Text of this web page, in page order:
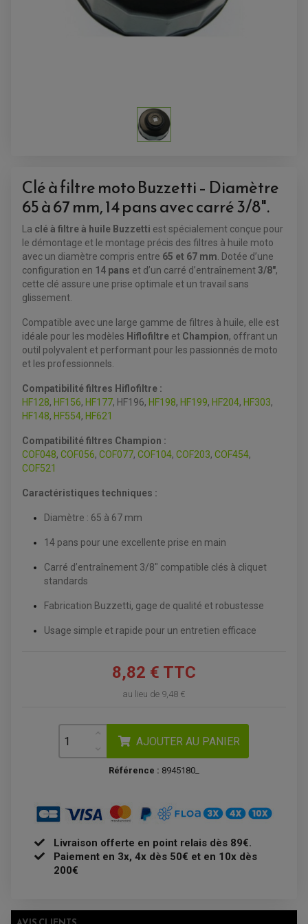
BAGAGERIE
ACCESSOIRE GPS, SMARTPHONE
SELLE CONFORT
SUPPORT TOP CASE
SUPPORT VALISE LATERAL
TOP CASE ET VALISES
ÉCHAPPEMENT MOTO
SILENCIEUX / ÉCHAPPEMENT MOTO
ACCESSOIRE ÉCHAPPEMENT
ÉLECTRICITÉ
CLIGNOTANT MOTO
DÉMARREUR
KIT RECONDITIONNEMENT DEMARREUR
REDRESSEUR / REGULATEUR
STATOR
ENTRETIEN MOTO
ANTIPARASITE NGK
FILTRE ET ACCESSOIRE ESSENCE
PRODUIT D'ENTRETIEN
ÉCHAPEMENT SCOOTER
ÉCHAPPEMENT SCOOTER
ELECTRICITÉ
CLIGNOTANT TYPE ORIGINE
ECLAIRAGE SCOOTER
FREINAGE
ACCESSOIRE + VISSERIE FREINAGE
DISQUE DE FREIN ARRIERE
PLAQUETTE DE FREIN AVANT
MAÎTRE CYLINDRE
ACCESSOIRES QUAD
KIT POIGNÉE DE GAZ QUAD
PROTÈGE-MAINS
PONTETS / REHAUSSES DE GUIDON
REPOSE PIED QUAD
BAGAGERIE / TREUIL / ATTELAGE
COFFRE / TOP CASE QUAD
TREUIL ET ATTELAGE QUAD-SSV
ÉCHAPPEMENT QUAD
ÉCHAPPEMENT QUAD
ENTRETIEN QUAD / SSV
BOUGIE QUAD
FILTRE A AIR QUAD
FILTRE A HUILE QUAD
ACCESSOIRES ELECTRIQUE QUAD / SSV
BOITIER CDI QUAD ET SSV
CHARGEUR DE BATTERIE QUAD / SSV
COMPTEUR QUAD / SSV
STATOR ET REDRESSEUR / REGULATEUR
ÉQUIPEMENT ÉLECTRIQUE
ACCESSOIRES ÉLECTRIQUE ENDURO
PLAQUE PHARE
CONDENSATEUR
BOBINE D'ALLUMAGE
COUPE-CONTACT
KIT CHAÎNE
GUIDE CHAÎNE
PATIN DE BRAS OSCILLANT
ROULETTE DE CHAÎNE
PIÈCE MOTEUR
KIT RÉPARATION CARBU
KIT RÉPARATION POMPE A EAU
RADIATEUR
Clé à filtre moto Buzzetti – Diamètre
65 à 67 mm, 14 pans avec carré 3/8".
La clé à filtre à huile Buzzetti est spécialement conçue pour
le démontage et le montage précis des filtres à huile moto
avec un diamètre compris entre 65 et 67 mm . Dotée d’une
configuration en 14 pans et d’un carré d’entraînement3/8",
cette clé assure une prise optimale et un travail sans
glissement.
Compatible avec une large gamme de filtres à huile, elle est
idéale pour les modèles Hiflofiltre et Champion, offrant un
outil polyvalent et performant pour les passionnés de moto
et les professionnels.
Compatibilité filtres Hiflofiltre :
HF128, HF156, HF177, HF196, HF198, HF199, HF204, HF303,
HF148, HF554, HF621
Compatibilité filtres Champion :
COF048, COF056, COF077, COF104, COF203, COF454,
COF521
Caractéristiques techniques :
Diamètre : 65 à 67 mm
14 pans pour une excellente prise en main
Carré d’entraînement 3/8" compatible clés à cliquet
standards
Fabrication Buzzetti, gage de qualité et robustesse
Usage simple et rapide pour un entretien efficace
8,82 € TTC
au lieu de 9,48 €
AJOUTER AU PANIER
Référence : 8945180_
Livraison offerte en point relais dès 89€.
Paiement en 3x, 4x dès 50€ et en 10x dès
200€